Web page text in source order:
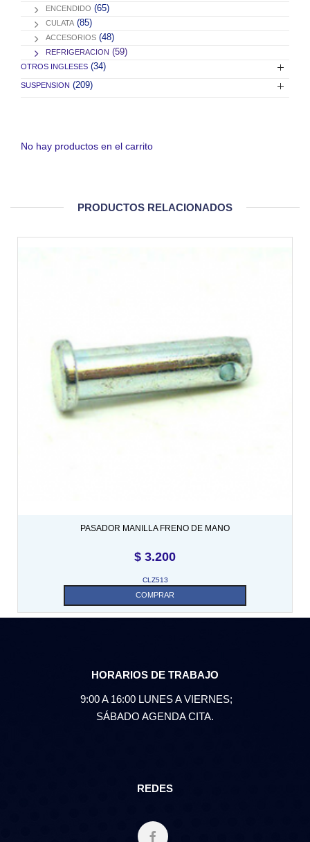
ENCENDIDO (65)
CULATA (85)
ACCESORIOS (48)
REFRIGERACION (59)
OTROS INGLESES (34)
SUSPENSION (209)
No hay productos en el carrito
PRODUCTOS RELACIONADOS
PASADOR MANILLA FRENO DE MANO
$ 3.200
CLZ513
COMPRAR
HORARIOS DE TRABAJO
9:00 A 16:00 LUNES A VIERNES;
SÁBADO AGENDA CITA.
REDES